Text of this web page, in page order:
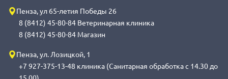
Пенза, ул 65-летия Победы 26
8 (8412) 45-80-84 Ветеринарная клиника
8 (8412) 45-80-84 Магазин
Пенза, ул. Лозицкой, 1
+7 927-375-13-48 клиника (Санитарная обработка с 14.30 до